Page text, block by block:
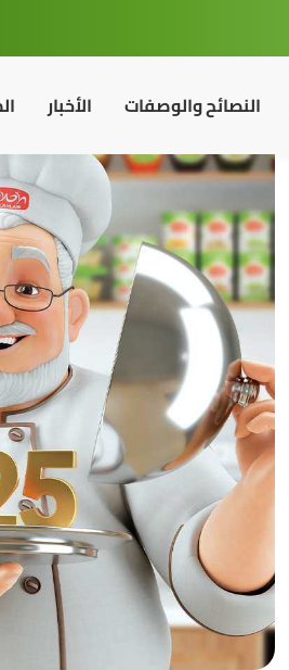
الأخبار النصائح والوصفات